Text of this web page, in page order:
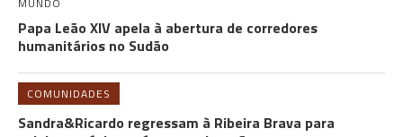
Papa Leão XIV apela à abertura de corredores
humanitários no Sudão
COMUNIDADES
Sandra&Ricardo regressam à Ribeira Brava para